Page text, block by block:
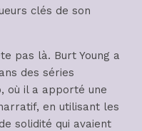
clés de son
pas là. Burt Young a
des séries
où il a apporté une
en utilisant les
solidité qui avaient